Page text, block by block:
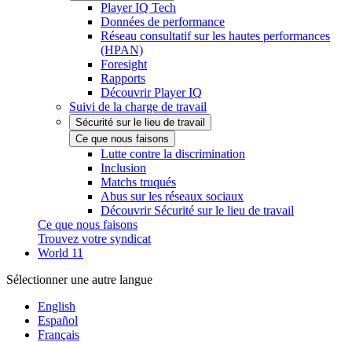
Player IQ Tech
Données de performance
Réseau consultatif sur les hautes performances
(HPAN)
Foresight
Rapports
Découvrir Player IQ
Suivi de la charge de travail
Sécurité sur le lieu de travail
Ce que nous faisons
Lutte contre la discrimination
Inclusion
Matchs truqués
Abus sur les réseaux sociaux
Découvrir Sécurité sur le lieu de travail
Ce que nous faisons
Trouvez votre syndicat
World 11
Sélectionner une autre langue
English
Español
Français